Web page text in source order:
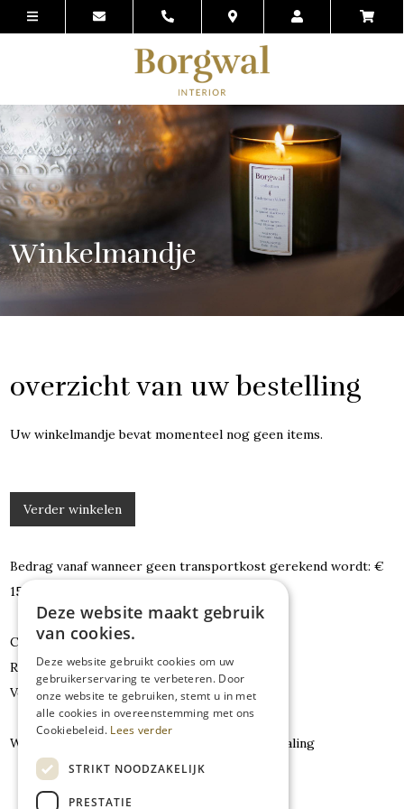
Winkelmandje
overzicht van uw bestelling
Uw winkelmandje bevat momenteel nog geen items.
Verder winkelen
Bedrag vanaf wanneer geen transportkost gerekend wordt: €
150.00
Consumenten en gegevensbescherming
Retourrecht van 14 dagen
Veilige betaling met SSL verbinding
Wij leveren enkel na een goede ontvangst betaling
Deze website maakt gebruik
van cookies.
Deze website gebruikt cookies om uw
gebruikerservaring te verbeteren. Door
onze website te gebruiken, stemt u in met
alle cookies in overeenstemming met ons
Cookiebeleid. Lees verder
STRIKT NOODZAKELIJK
PRESTATIE